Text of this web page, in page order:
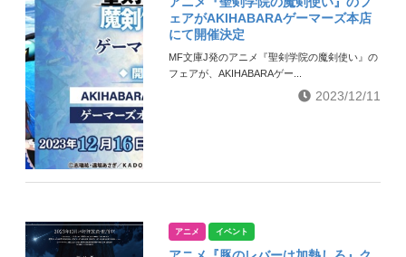
ェアがAKIHABARAゲーマーズ本店
にて開催決定
MF文庫J発のアニメ『聖剣学院の魔剣使い』の
フェアが、AKIHABARAゲー...
2023/12/11
アニメ イベント